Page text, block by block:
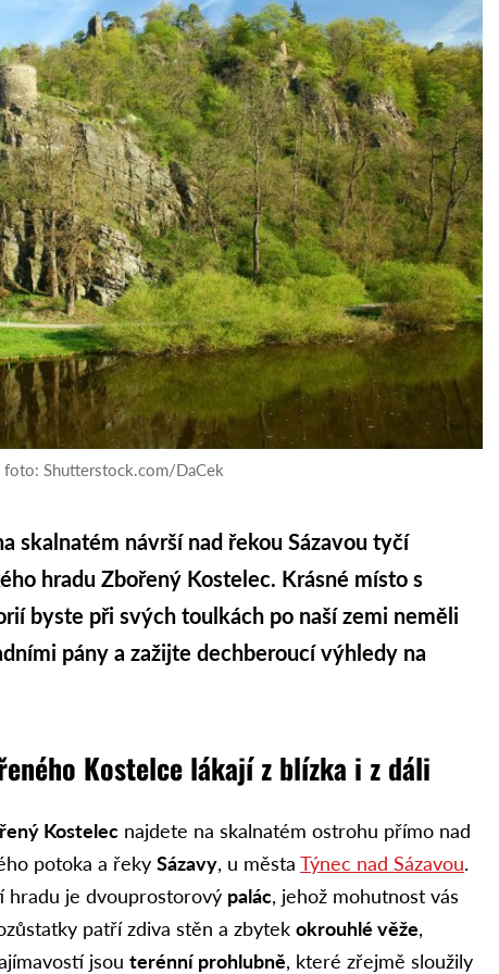
Shutterstock.com/DaCek
skalnatém návrší nad řekou Sázavou tyčí
hradu Zbořený Kostelec. Krásné místo s
byste při svých toulkách po naší zemi neměli
pány a zažijte dechberoucí výhledy na
Kostelce lákají z blízka i z dáli
Kostelec najdete na skalnatém ostrohu přímo nad
potoka a řekySázavy, u městaTýnec nad Sázavou.
hradu je dvouprostorový palác, jehož mohutnost vás
patří zdiva stěn a zbytekokrouhlé věže,
jsouterénní prohlubně, které zřejmě sloužily